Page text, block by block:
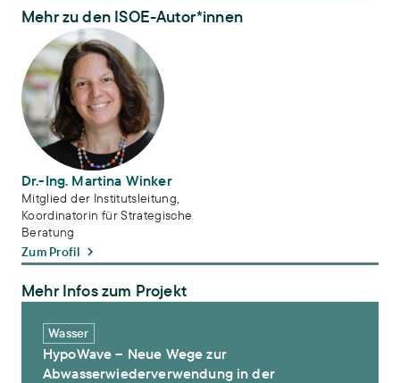
Mehr zu den ISOE-Autor*innen
Dr.-Ing. Martina Winker
Dr.-Ing. Martina Winker
Mitglied der Institutsleitung,
Koordinatorin für Strategische
Beratung
Zum Profil
Mehr Infos zum Projekt
Wasser
HypoWave – Neue Wege zur
Abwasserwiederverwendung in der